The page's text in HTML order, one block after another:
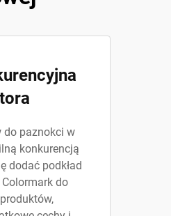
do paznokci w
konkurencją
dodać podkład
do